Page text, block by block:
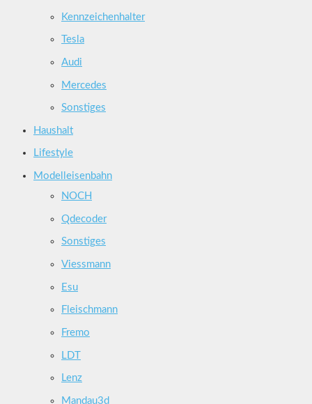
Kennzeichenhalter
Tesla
Audi
Mercedes
Sonstiges
Haushalt
Lifestyle
Modelleisenbahn
NOCH
Qdecoder
Sonstiges
Viessmann
Esu
Fleischmann
Fremo
LDT
Lenz
Mandau3d